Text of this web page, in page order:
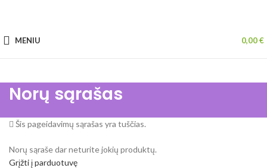
MENIU 0,00€
Norų sąrašas
Šis pageidavimų sąrašas yra tuščias.
Norų sąraše dar neturite jokių produktų.
Grįžti į parduotuvę